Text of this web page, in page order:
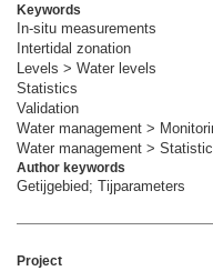
Keywords
In-situ measurements
Intertidal zonation
Levels > Water levels
Statistics
Validation
Water management >
Water management >
Author keywords
Getijgebied; Tijparameters
Project